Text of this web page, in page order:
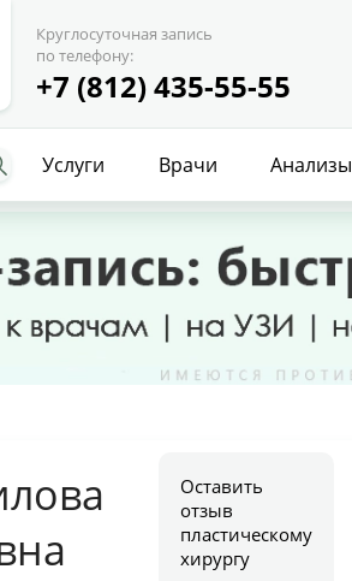
Круглосуточная запись
по телефону:
+7 (812) 435-55-55
Услуги Врачи Анализы
Оставить
отзыв
пластическому
хирургу